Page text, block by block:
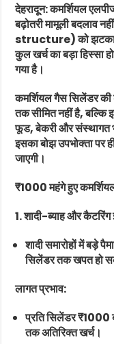
देहरादून: कमर्शियल
बढ़ोतरी मामूली बदलाव
structure) को झटका
कुल खर्च का बड़ा हिस्सा
गया है।
कमर्शियल गैस सिलेंडर
तक सीमित नहीं है, बल्कि
फूड, बेकरी और संस्थागत
इसका बोझ उपभोक्ता पर
जाएगी।
₹1000 महंगे हुए
1. शादी-ब्याह और कैटरिंग
शादी समारोहों में बड़े
सिलेंडर तक खपत हो
लागत प्रभाव:
प्रति सिलेंडर
तक अतिरिक्त खर्च।